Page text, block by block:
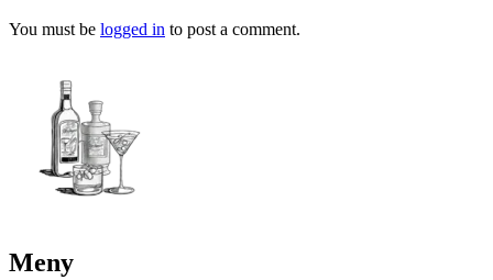
You must be logged in to post a comment.
Meny